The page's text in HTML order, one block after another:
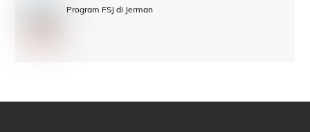
Program FSJ di Jerman